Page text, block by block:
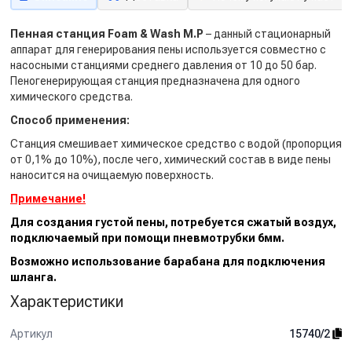
Пенная станция Foam & Wash M.P – данный стационарный
аппарат для генерирования пены используется совместно с
насосными станциями среднего давления от 10 до 50 бар.
Пеногенерирующая станция предназначена для одного
химического средства.
Способ применения:
Станция смешивает химическое средство с водой (пропорция
от 0,1% до 10%), после чего, химический состав в виде пены
наносится на очищаемую поверхность.
Примечание!
Для создания густой пены, потребуется сжатый воздух,
подключаемый при помощи пневмотрубки 6мм.
Возможно использование барабана для подключения
шланга.
Характеристики
Артикул
15740/2